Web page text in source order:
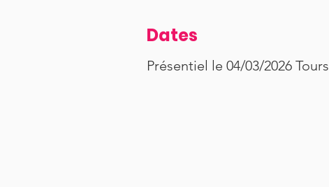
Présentiel le 04/03/2026 Tours
Dates